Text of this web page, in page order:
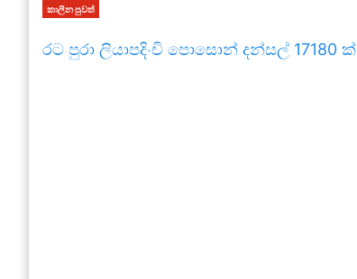
කාලීන පුවත්
රට පුරා ලියාපදිංචි පොසොන් දන්සල් 17180 ක්